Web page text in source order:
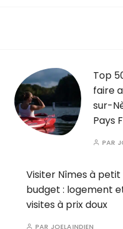
Top
faire
sur-
Pays
PAR
Visiter Nîmes à petit
budget : logement
visites à prix doux
PAR JOELAINDIEN